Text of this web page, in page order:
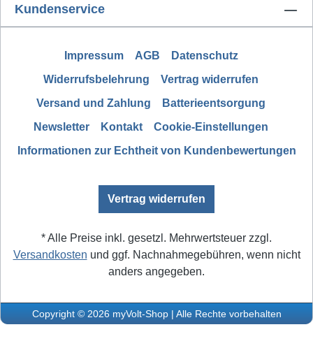
Kundenservice
Impressum AGB
Datenschutz
Widerrufsbelehrung
Vertrag widerrufen
Versand und Zahlung
Batterieentsorgung
Newsletter
Kontakt
Cookie-Einstellungen
Informationen zur Echtheit von Kundenbewertungen
Vertrag widerrufen
* Alle Preise inkl. gesetzl. Mehrwertsteuer zzgl.
Versandkosten und ggf. Nachnahmegebühren, wenn nicht
anders angegeben.
Copyright © 2026 myVolt-Shop | Alle Rechte vorbehalten